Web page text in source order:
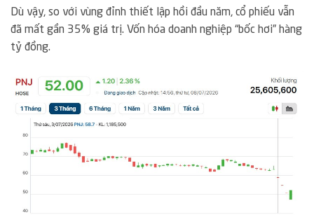
Dù vậy, so với vùng đỉnh thiết lập hồi đầu năm, cổ phiếu vẫn
đã mất gần 35% giá trị. Vốn hóa doanh nghiệp “bốc hơi” hàng
tỷ đồng.